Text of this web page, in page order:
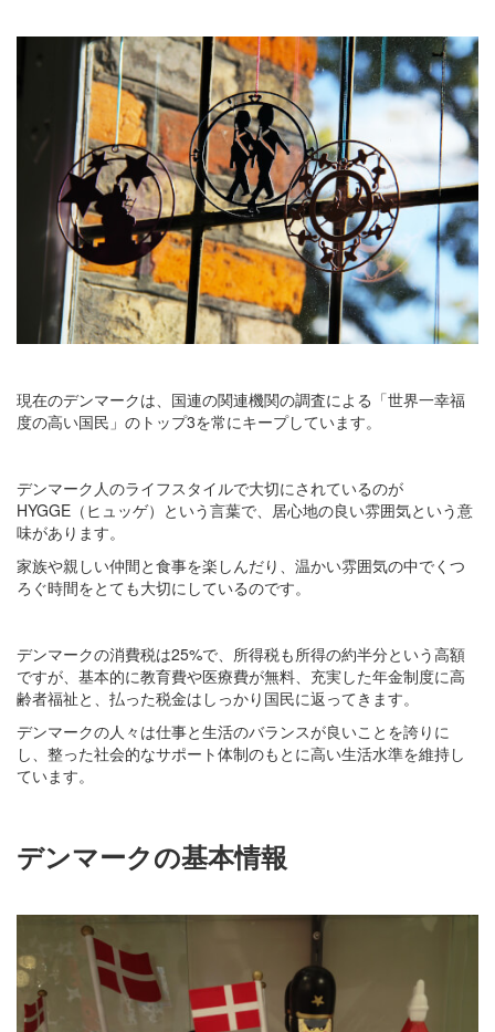
現在のデンマークは、国連の関連機関の調査による「世界一幸福
度の高い国民」のトップ3を常にキープしています。
デンマーク人のライフスタイルで大切にされているのが
HYGGE（ヒュッゲ）という言葉で、居心地の良い雰囲気という意
味があります。
家族や親しい仲間と食事を楽しんだり、温かい雰囲気の中でくつ
ろぐ時間をとても大切にしているのです。
デンマークの消費税は25%で、所得税も所得の約半分という高額
ですが、基本的に教育費や医療費が無料、充実した年金制度に高
齢者福祉と、払った税金はしっかり国民に返ってきます。
デンマークの人々は仕事と生活のバランスが良いことを誇りに
し、整った社会的なサポート体制のもとに高い生活水準を維持し
ています。
デンマークの基本情報